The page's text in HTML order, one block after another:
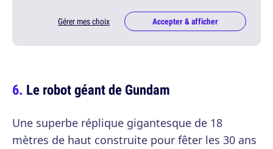
Gérer mes choix Accepter & afficher
Le robot géant de Gundam
Une superbe réplique gigantesque de 18
mètres de haut construite pour fêter les 30 ans